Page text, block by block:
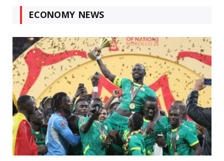
ECONOMY NEWS